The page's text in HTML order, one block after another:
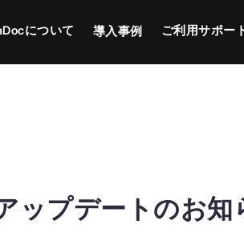
について 導入事例 ご利用サポー
ップデートのお知